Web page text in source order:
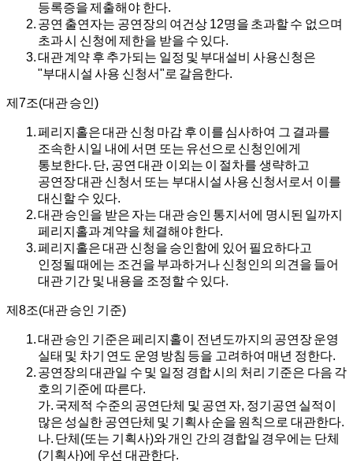
등록증을 제출해야 한다.
공연 출연자는 공연장의 여건상 12명을 초과할 수 없으며
초과 시 신청에 제한을 받을 수 있다.
대관 계약 후 추가되는 일정 및 부대설비 사용신청은
"부대시설 사용 신청서"로 갈음한다.
제7조(대관 승인)
페리지홀은 대관 신청 마감 후 이를 심사하여 그 결과를
조속한 시일 내에 서면 또는 유선으로 신청인에게
통보한다. 단, 공연 대관 이외는 이 절차를 생략하고
공연장 대관 신청서 또는 부대시설 사용 신청서로서 이를
대신할 수 있다.
대관 승인을 받은 자는 대관 승인 통지서에 명시된 일까지
페리지홀과 계약을 체결해야 한다.
페리지홀은 대관 신청을 승인함에 있어 필요하다고
인정될 때에는 조건을 부과하거나 신청인의 의견을 들어
대관 기간 및 내용을 조정할 수 있다.
제8조(대관 승인 기준)
대관 승인 기준은 페리지홀이 전년도까지의 공연장 운영
실태 및 차기 연도 운영 방침 등을 고려하여 매년 정한다.
공연장의 대관일 수 및 일정 경합 시의 처리 기준은 다음 각
호의 기준에 따른다.
가. 국제적 수준의 공연단체 및 공연 자, 정기공연 실적이
많은 성실한 공연단체 및 기획사 순을 원칙으로 대관한다.
나. 단체(또는 기획사)와 개인 간의 경합일 경우에는 단체
(기획사)에 우선 대관한다.